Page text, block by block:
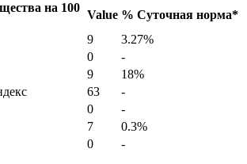
на 100
Value % Суточная норма*
9
3.27%
0
-
9
18%
63
-
0
-
7
0.3%
0 -